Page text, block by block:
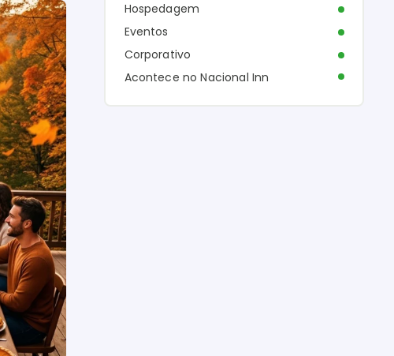
Hospedagem
Eventos
Corporativo
Acontece no Nacional Inn